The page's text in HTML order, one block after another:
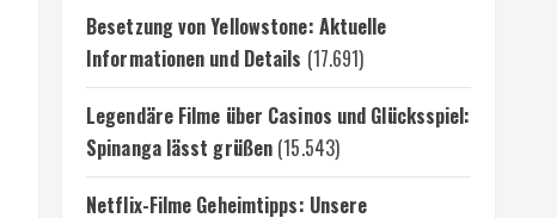
Besetzung von Yellowstone: Aktuelle
Informationen und Details (17.691)
Legendäre Filme über Casinos und Glücksspiel:
Spinanga lässt grüßen (15.543)
Netflix-Filme Geheimtipps: Unsere